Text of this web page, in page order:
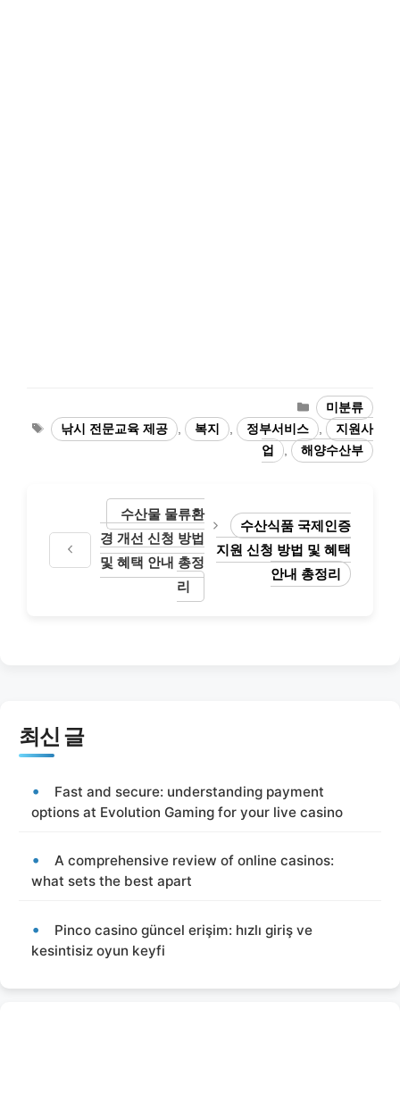
카
테
고
리
미분류
태
그
낚시 전문교육 제공 복지 정부서비스
지원사
업
해양수산부
수산물 물류환
경 개선 신청 방법
및 혜택 안내 총정
리
수산식품 국제인증
지원 신청 방법 및 혜택
안내 총정리
최신 글
Fast and secure: understanding payment
options at Evolution Gaming for your live casino
A comprehensive review of online casinos:
what sets the best apart
Pinco casino güncel erişim: hızlı giriş ve
kesintisiz oyun keyfi